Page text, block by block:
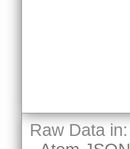
Raw Data in: